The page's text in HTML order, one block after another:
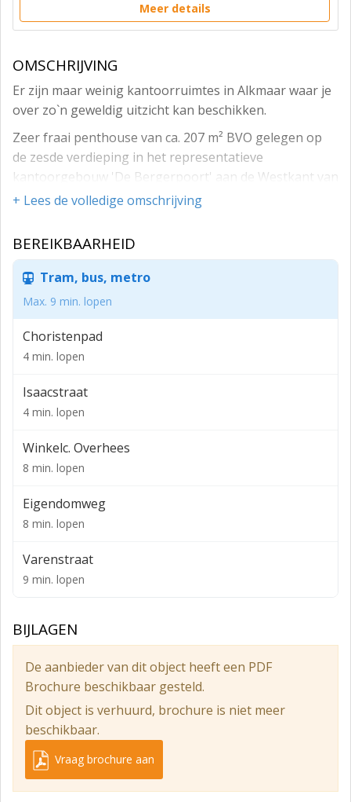
Meer details
OMSCHRIJVING
Er zijn maar weinig kantoorruimtes in Alkmaar waar je
over zo`n geweldig uitzicht kan beschikken.
Zeer fraai penthouse van ca. 207 m² BVO gelegen op
de zesde verdieping in het representatieve
kantoorgebouw 'De Bergerpoort' aan de Westkant van
Alkmaar.
daardoor direct te betrekken.
Bij de kantoorruimte zijn ook 5 parkeerplaatsen,
parkeerterrein.
Inhoudsbeschrijving
Toegang tot het parkeerterrein middels de slagboom
met intercom. Entree naar de lift.
De kantoorruimte bestaat o.a. uit een fraaie
Andere indelingen zijn mogelijk.
De kantoorruimte is onder andere voorzien van:
- Kabelgoten v.v. databekabeling.
- PVC-vloer.
- Toiletgroep.
- Klimaatinstallatie.
De meubels in de vergaderkamer zijn ter overname
beschikbaar.
Huurprijs
+ Lees de volledige omschrijving
BEREIKBAARHEID
Tram, bus, metro
Max. 9 min. lopen
Choristenpad
4 min. lopen
Isaacstraat
4 min. lopen
Winkelc. Overhees
8 min. lopen
Eigendomweg
8 min. lopen
Varenstraat
9 min. lopen
BIJLAGEN
De aanbieder van dit object heeft een PDF
Brochure beschikbaar gesteld.
Dit object is verhuurd, brochure is niet meer
beschikbaar.
Vraag brochure aan